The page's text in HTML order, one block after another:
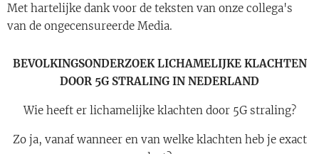
Met hartelijke dank voor de teksten van onze collega's
van de ongecensureerde Media.
BEVOLKINGSONDERZOEK LICHAMELIJKE KLACHTEN
DOOR 5G STRALING IN NEDERLAND
Wie heeft er lichamelijke klachten door 5G straling?
Zo ja, vanaf wanneer en van welke klachten heb je exact